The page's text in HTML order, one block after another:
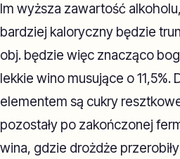
Im wyższa zawartość
bardziej kaloryczny będzie
obj. będzie więc znacząco
lekkie wino musujące o 11,5%.
elementem są cukry
pozostały po zakończonej
wina, gdzie drożdże